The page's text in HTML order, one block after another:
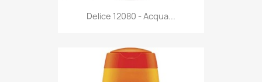
 Anteprima
Delice 12080 - Acqua...